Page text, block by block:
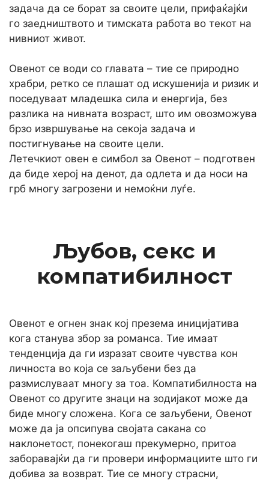
задача да се борат за своите цели, прифаќајќи
го заедништвото и тимската работа во текот на
нивниот живот.
Овенот се води со главата – тие се природно
храбри, ретко се плашат од искушенија и ризик и
поседуваат младешка сила и енергија, без
разлика на нивната возраст, што им овозможува
брзо извршување на секоја задача и
постигнување на своите цели.
Летечкиот овен е симбол за Овенот – подготвен
да биде херој на денот, да одлета и да носи на
грб многу загрозени и немоќни луѓе.
Љубов, секс и
компатибилност
Овенот е огнен знак кој презема иницијатива
кога станува збор за романса. Тие имаат
тенденција да ги изразат своите чувства кон
личноста во која се заљубени без да
размислуваат многу за тоа. Компатибилноста на
Овенот со другите знаци на зодијакот може да
биде многу сложена. Кога се заљубени, Овенот
може да ја опсипува својата сакана со
наклонетост, понекогаш прекумерно, притоа
заборавајќи да ги провери информациите што ги
добива за возврат. Тие се многу страсни,